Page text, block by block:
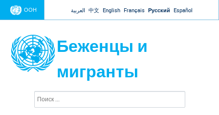
Jump to navigation
ООН العربية 中文 English Français Русский Español
Беженцы и
мигранты
и